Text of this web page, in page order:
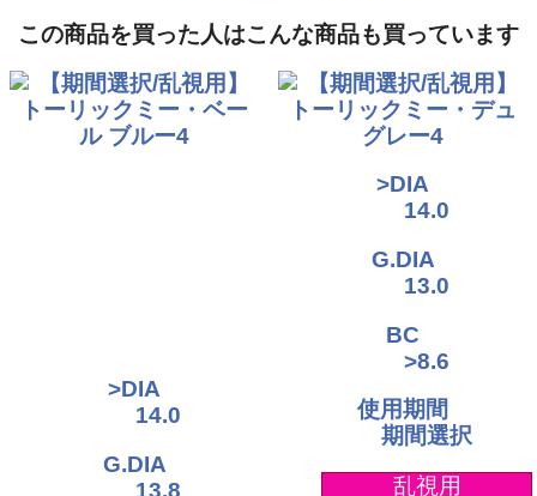
この商品を買った人はこんな商品も買っています
使用期間
乱視用
>DIA
14.0
G.DIA
13.0
BC
>8.6
使用期間
期間選択
乱視用